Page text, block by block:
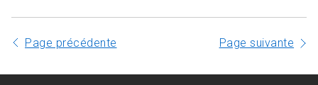
Page précédente Page suivante